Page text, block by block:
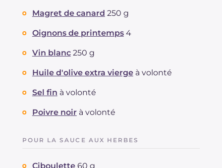
Magret de canard 250 g
Oignons de printemps 4
Vin blanc 250 g
Huile d'olive extra vierge à volonté
Sel fin à volonté
Poivre noir à volonté
POUR LA SAUCE AUX HERBES
Ciboulette 60 g